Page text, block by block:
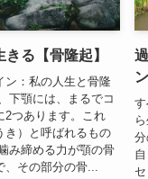
る【骨隆起】
ン：私の人生と骨隆
下顎には、まるでコ
2つあります。これ
き）と呼ばれるもの
み締める力が顎の骨
その部分の骨...